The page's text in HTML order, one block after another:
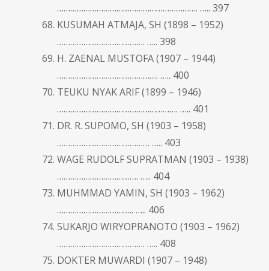
………………………………………………………. ….. 397
KUSUMAH ATMAJA, SH (1898 – 1952)
…………………………………. ….. 398
H. ZAENAL MUSTOFA (1907 – 1944)
………………………………………. ….. 400
TEUKU NYAK ARIF (1899 – 1946)
………………………………………………. ….. 401
DR. R. SUPOMO, SH (1903 – 1958)
…………………………………… ….. 403
WAGE RUDOLF SUPRATMAN (1903 – 1938)
………………………………. ….. 404
MUHMMAD YAMIN, SH (1903 – 1962)
…………………………….. ….. 406
SUKARJO WIRYOPRANOTO (1903 – 1962)
…………………………………. ….. 408
DOKTER MUWARDI (1907 – 1948)